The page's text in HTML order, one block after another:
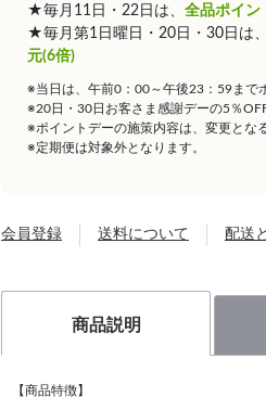
★毎月11日・22日は、 全品ポイン
★毎月第1日曜日・20日・30日は
元(6倍)
※当日は、午前0：00～午後23：59まで
※20日・30日お客さま感謝デーの5％
※ポイントデーの施策内容は、変更とな
※定期便は対象外となります。
会員登録 送料について 配送
商品説明
【商品特徴】